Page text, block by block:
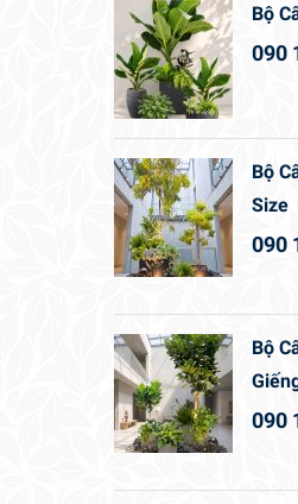
Bộ
090
Bộ
Size
090
Bộ
090